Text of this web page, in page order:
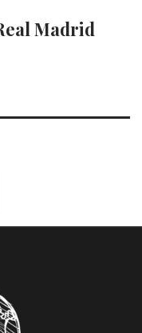
Madrid